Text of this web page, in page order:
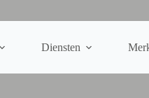
Diensten